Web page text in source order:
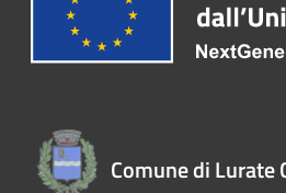
Comune di Lurate